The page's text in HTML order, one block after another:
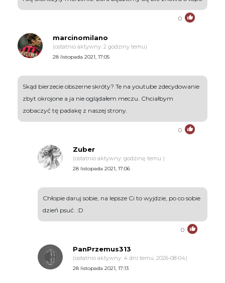
0
marcinomilano
(ostatnio aktywny: 2 godziny temu)
28 listopada 2021, 17:05
Skąd bierzecie obszerne skróty? Te na youtube zdecydowanie
zbyt okrojone a ja nie oglądałem meczu. Chciałbym
zobaczyć tę padakę z naszej strony.
0
Zuber
(ostatnio aktywny: godzinę temu )
28 listopada 2021, 17:06
Chłopie daruj sobie, na lepsze Ci to wyjdzie, po co sobie
dzień psuć. :D
0
PanPrzemus313
(ostatnio aktywny: 4 dni temu, 2026-08-04)
28 listopada 2021, 17:13